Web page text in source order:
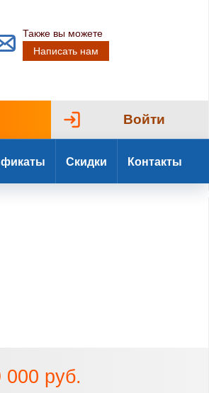
Также вы можете
Написать нам
Войти
Скидки Контакты
000 руб.